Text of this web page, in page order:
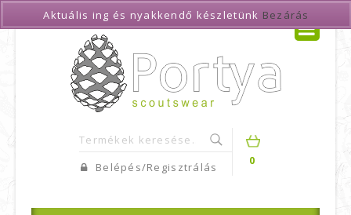
0
Belépés/Regisztrálás
Aktuális ing és nyakkendő készletünk Bezárás